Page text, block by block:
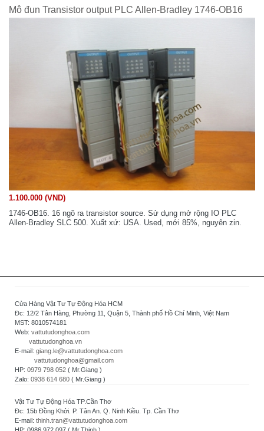
Mô đun Transistor output PLC Allen-Bradley 1746-OB16
1.100.000 (VND)
1746-OB16. 16 ngõ ra transistor source. Sử dụng mở rộng IO PLC
Allen-Bradley SLC 500. Xuất xứ: USA. Used, mới 85%, nguyên zin.
Cửa Hàng Vật Tư Tự Động Hóa HCM
Đc: 12/2 Tân Hàng, Phường 11, Quận 5, Thành phố Hồ Chí Minh, Việt Nam
MST: 8010574181
Web: vattutudonghoa.com
vattutudonghoa.vn
E-mail: giang.le@vattutudonghoa.com
vattutudonghoa@gmail.com
HP: 0979 798 052 ( Mr.Giang )
Zalo: 0938 614 680 ( Mr.Giang )
Vật Tư Tự Động Hóa TP.Cần Thơ
Đc: 15b Đồng Khởi. P. Tân An. Q. Ninh Kiều. Tp. Cần Thơ
E-mail: thinh.tran@vattutudonghoa.com